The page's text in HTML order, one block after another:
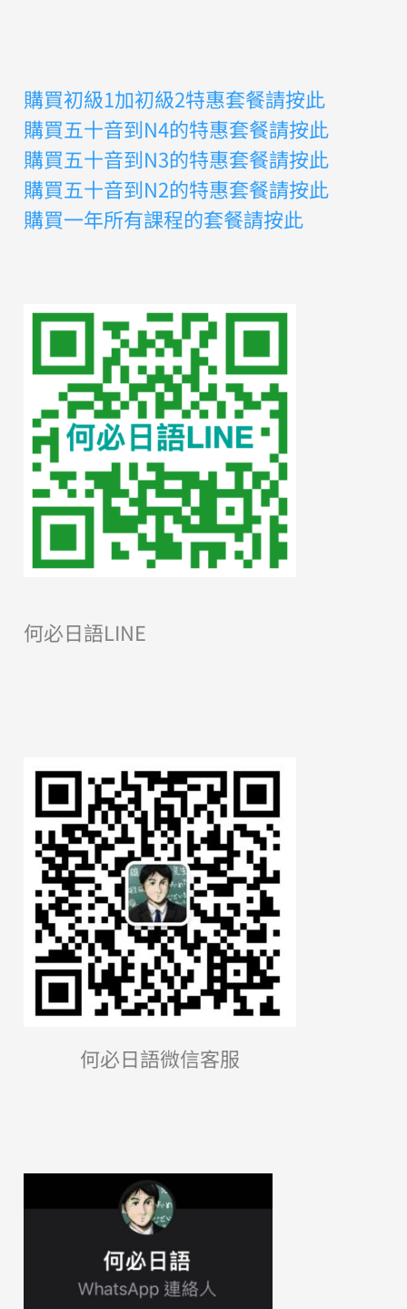
購買初級1加初級2特惠套餐請按此
購買五十音到N4的特惠套餐請按此
購買五十音到N3的特惠套餐請按此
購買五十音到N2的特惠套餐請按此
購買一年所有課程的套餐請按此
何必日語LINE
何必日語微信客服